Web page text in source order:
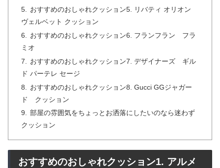
おすすめのおしゃれクッション5. リバティ オリオン
ヴェルベット クッション
おすすめのおしゃれクッション6. フランフラン フラ
ミオ
おすすめのおしゃれクッション7. デザイナーズ ギル
ド パーテレ セージ
おすすめのおしゃれクッション8. Gucci GGジャガー
ド クッション
部屋の雰囲気をちょっとお洒落にしたいのなら迷わず
クッション
おすすめのおしゃれクッション1. アルメ